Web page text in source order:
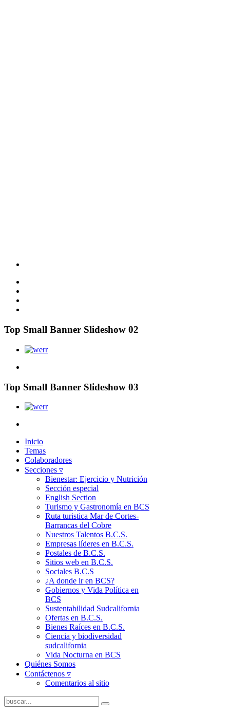
Top Small Banner Slideshow 02
Top Small Banner Slideshow 03
Inicio
Temas
Colaboradores
Secciones ▿
Bienestar: Ejercicio y Nutrición
Sección especial
English Section
Turismo y Gastronomía en BCS
Ruta turistica Mar de Cortes-
Barrancas del Cobre
Nuestros Talentos B.C.S.
Empresas líderes en B.C.S.
Postales de B.C.S.
Sitios web en B.C.S.
Sociales B.C.S
¿A donde ir en BCS?
Gobiernos y Vida Política en
BCS
Sustentabilidad Sudcalifornia
Ofertas en B.C.S.
Bienes Raíces en B.C.S.
Ciencia y biodiversidad
sudcalifornia
Vida Nocturna en BCS
Quiénes Somos
Contáctenos ▿
Comentarios al sitio